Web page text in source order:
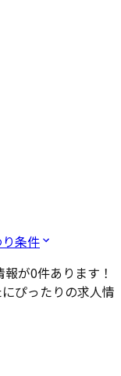
条件
報が0件あります！
ぴったりの求人情